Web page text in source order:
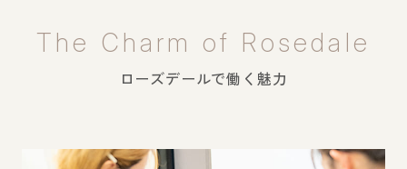
The Charm of Rosedale
ローズデールで働く魅力